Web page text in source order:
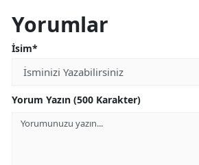
Yorumlar
İsim*
Yorum Yazın (500 Karakter)